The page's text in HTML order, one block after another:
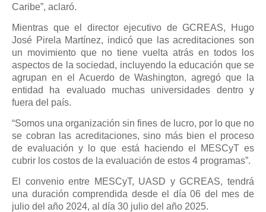
Caribe”, aclaró.
Mientras que el director ejecutivo de GCREAS, Hugo
José Pirela Martínez, indicó que las acreditaciones son
un movimiento que no tiene vuelta atrás en todos los
aspectos de la sociedad, incluyendo la educación que se
agrupan en el Acuerdo de Washington, agregó que la
entidad ha evaluado muchas universidades dentro y
fuera del país.
“Somos una organización sin fines de lucro, por lo que no
se cobran las acreditaciones, sino más bien el proceso
de evaluación y lo que está haciendo el MESCyT es
cubrir los costos de la evaluación de estos 4 programas”.
El convenio entre MESCyT, UASD y GCREAS, tendrá
una duración comprendida desde el día 06 del mes de
julio del año 2024, al día 30 julio del año 2025.